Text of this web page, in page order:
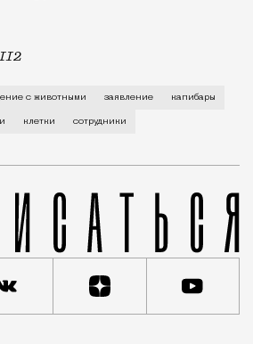
нового контактного кафе с
с животными заявление капибары
клетки сотрудники